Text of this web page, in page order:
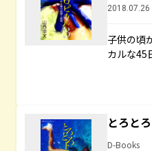
2018.07.26
子供の頃
カルな45
とろと
D-Books